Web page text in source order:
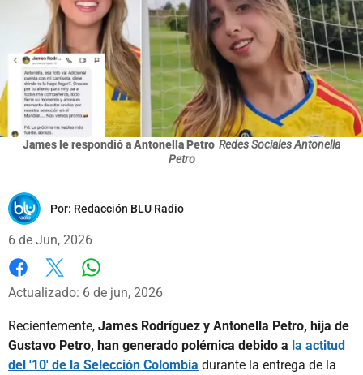
James le respondió a Antonella Petro Redes Sociales Antonella
Petro
Por: Redacción BLU Radio
6 de Jun, 2026
Facebook
X
Actualizado: 6 de jun, 2026
Recientemente, James Rodríguez y Antonella Petro, hija de
Gustavo Petro, han generado polémica debido a la actitud
del '10' de la Selección Colombia durante la entrega de la